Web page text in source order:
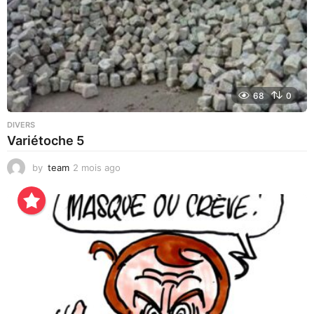
68 0
DIVERS
Variétoche 5
by team 2 mois ago
e
m
a
i
n
e
s
g